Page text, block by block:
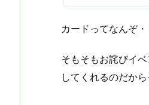
カードってなんぞ
そもそもお詫びイ
してくれるのだか